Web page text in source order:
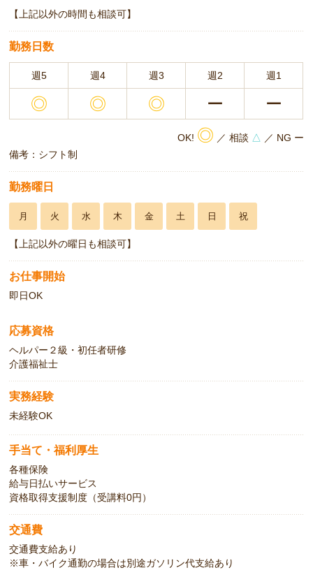
【上記以外の時間も相談可】
勤務日数
週5 週4 週3 週2 週1
◎ ◎ ◎ ー ー
OK! ◎ ／ 相談 △ ／ NG ー
備考：シフト制
勤務曜日
月 火 水 木 金 土 日 祝
【上記以外の曜日も相談可】
お仕事開始
即日OK
応募資格
ヘルパー２級・初任者研修
介護福祉士
実務経験
未経験OK
手当て・福利厚生
各種保険
給与日払いサービス
資格取得支援制度（受講料0円）
交通費
交通費支給あり
※車・バイク通勤の場合は別途ガソリン代支給あり